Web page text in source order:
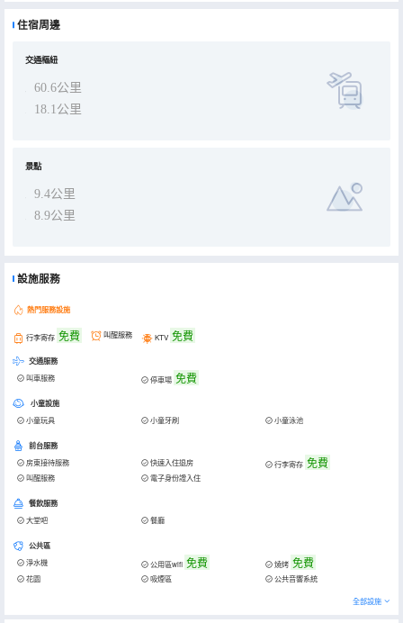
住宿周邊
交通樞紐
60.6公里
18.1公里
景點
9.4公里
8.9公里
設施服務
熱門服務設施
行李寄存 免費 叫醒服務 KTV 免費
交通服務
叫車服務 停車場 免費
小童設施
小童玩具 小童牙刷 小童泳池
前台服務
房東接待服務 快速入住退房 行李寄存 免費
叫醒服務 電子身份證入住
餐飲服務
大堂吧 餐廳
公共區
淨水機 公用區wifi 免費 燒烤 免費
花園 吸煙區 公共音響系統
全部設施